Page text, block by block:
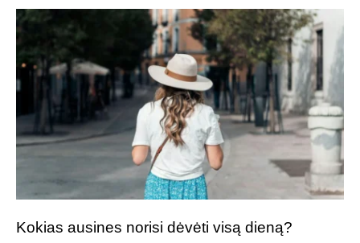
Kokias ausines norisi dėvėti visą dieną?